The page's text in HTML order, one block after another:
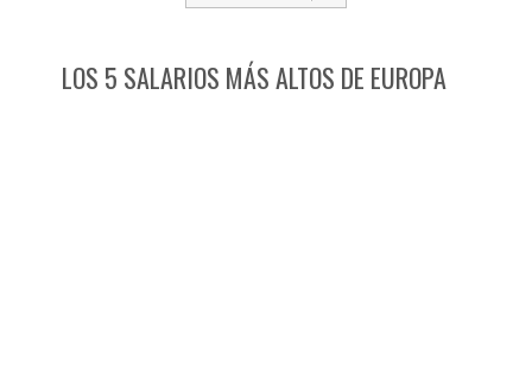
LOS 5 SALARIOS MÁS ALTOS DE EUROPA